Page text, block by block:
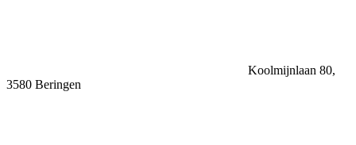
Koolmijnlaan 80,
3580 Beringen